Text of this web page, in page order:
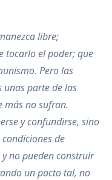
libre;
tocarlo el poder; que
Pero las
unas parte de las
más no sufran.
y confundirse, sino
de
no pueden construir
un pacto tal, no